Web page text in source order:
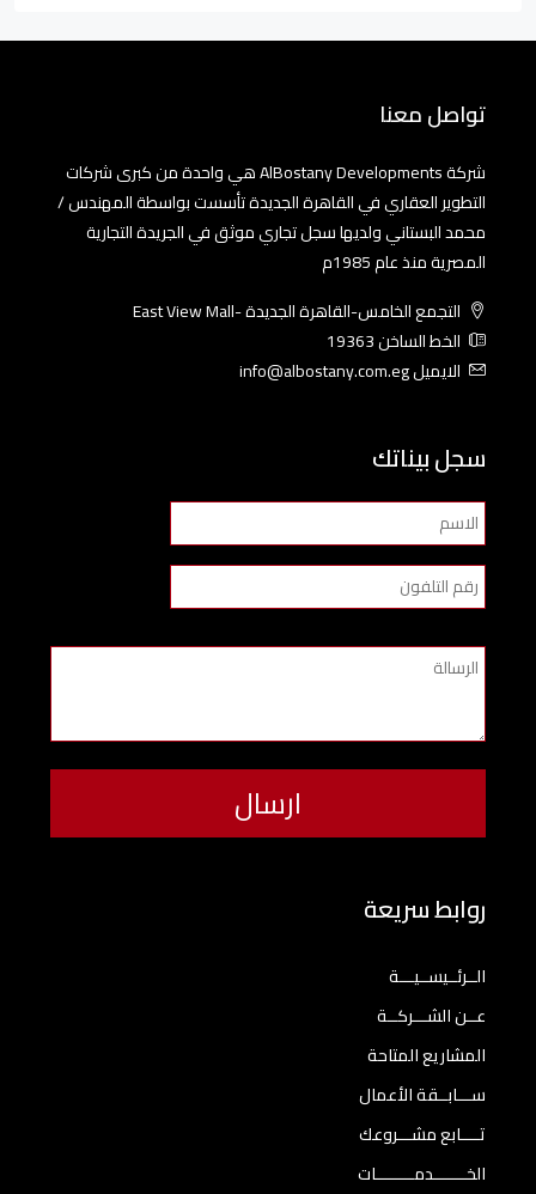
تواصل معنا
شركة AlBostany Developments هي واحدة من كبرى شركات
التطوير العقاري في القاهرة الجديدة تأسست بواسطة المهندس /
محمد البستاني ولديها سجل تجاري موثق في الجريدة التجارية
المصرية منذ عام 1985م
التجمع الخامس-القاهرة الجديدة -East View Mall
الخط الساخن 19363
الايميل info@albostany.com.eg
سجل بيناتك
روابط سريعة
الــرئــيســيـــة
عــن الشـــركــة
المشاريع المتاحة
ســـابــقة الأعمال
تــــابع مشـــروعك
الخـــــــدمــــــــات